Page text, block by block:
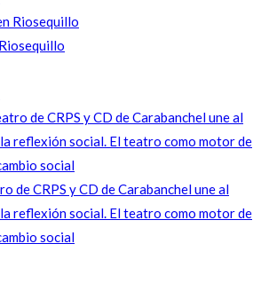
de CRPS y CD de Carabanchel une al
reflexión social. El teatro como motor de
social